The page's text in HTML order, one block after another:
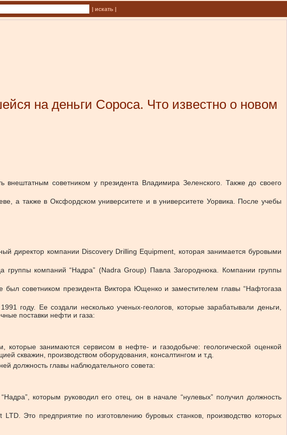
| искать |
на деньги Сороса. Что известно о новом
советником у президента Владимира Зеленского. Также до своего
а также в Оксфордском университете и в университете Уорвика. После учебы
директор компании Discovery Drilling Equipment, которая занимается буровыми
группы компаний “Надра” (Nadra Group) Павла Загороднюка. Компании группы
советником президента Виктора Ющенко и заместителем главы “Нафтогаза
Ее создали несколько ученых-геологов, которые зарабатывали деньги,
поставки нефти и газа:
занимаются сервисом в нефте- и газодобыче: геологической оценкой
скважин, производством оборудования, консалтингом и т.д.
должность главы наблюдательного совета:
которым руководил его отец, он в начале “нулевых” получил должность
Это предприятие по изготовлению буровых станков, производство которых